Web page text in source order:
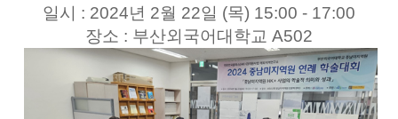
일시 : 2024년 2월 22일 (목) 15:00 - 17:00
장소 : 부산외국어대학교 A502